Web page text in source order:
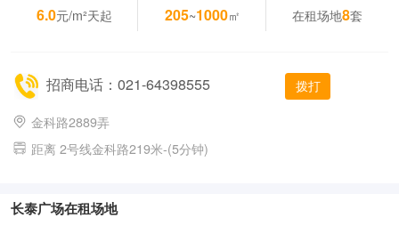
6.0元/m²天起 205~1000㎡ 在租场地8套
招商电话：021-64398555 拨打
金科路2889弄
距离 2号线金科路219米-(5分钟)
长泰广场在租场地